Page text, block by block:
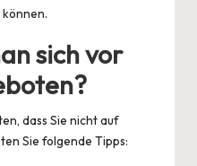
sich vor
dass Sie nicht auf
Sie folgende Tipps: